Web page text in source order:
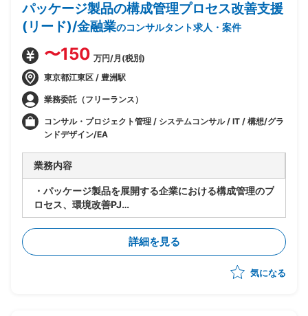
・ビジネスとしてのSaaSとシステムとしてのSaaSの両
面の検討を支援
・SaaSの仕様書作成、サービス設計
パッケージ製品の構成管理プロセス改善支援
(リード)/金融業のコンサルタント求人・案件
〜150 万円/月(税別)
東京都江東区 / 豊洲駅
業務委託（フリーランス）
コンサル・プロジェクト管理 / システムコンサル / IT / 構想/グラ
ンドデザイン/EA
業務内容
・パッケージ製品を展開する企業における構成管理のプ
ロセス、環境改善PJ
・製品の生い立ちやカスタマイズの違いにより複数の構
成管理ツール、プロセスが混在している
・現状のソースコード管理状態やプロセスの現状整理か
ら参画し、構成管理の標準プロセスを策定、導入、定着
詳細を見る
気になる